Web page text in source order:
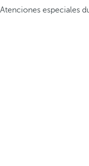
Atenciones especiales